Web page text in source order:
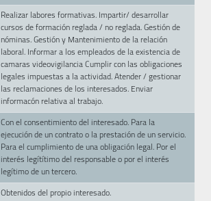
Realizar labores formativas. Impartir/ desarrollar
cursos de formación reglada / no reglada. Gestión de
nóminas. Gestión y Mantenimiento de la relación
laboral. Informar a los empleados de la existencia de
camaras videovigilancia Cumplir con las obligaciones
legales impuestas a la actividad. Atender / gestionar
las reclamaciones de los interesados. Enviar
informacón relativa al trabajo.
Con el consentimiento del interesado. Para la
ejecución de un contrato o la prestación de un servicio.
Para el cumplimiento de una obligación legal. Por el
interés legítítimo del responsable o por el interés
legítimo de un tercero.
Obtenidos del propio interesado.